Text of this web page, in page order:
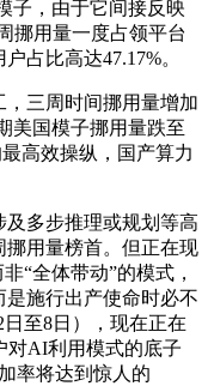
子，由于它间接反映
挪用量一度占领平台
占比高达47.17%。
三周时间挪用量增加
美国模子挪用量跌至
高效操纵，国产算力
多步推理或规划等高
挪用量榜首。但正在现
“全体带动”的模式，
施行出产使命时必不
日至8日），现在正在
对AI利用模式的底子
率将达到惊人的